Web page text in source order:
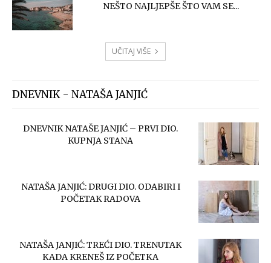
NEŠTO NAJLJEPŠE ŠTO VAM SE...
UČITAJ VIŠE
DNEVNIK - NATAŠA JANJIĆ
DNEVNIK NATAŠE JANJIĆ – PRVI DIO.
KUPNJA STANA
NATAŠA JANJIĆ: DRUGI DIO. ODABIRI I
POČETAK RADOVA
NATAŠA JANJIĆ: TREĆI DIO. TRENUTAK
KADA KRENEŠ IZ POČETKA